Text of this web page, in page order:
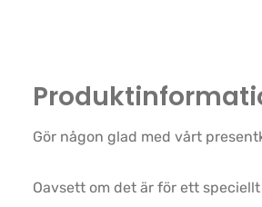
Gör någon glad med vårt
Oavsett om det är för ett